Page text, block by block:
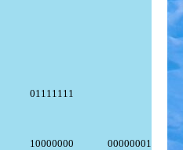
01111111
10000000 00000001